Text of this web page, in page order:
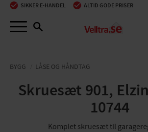
Menu
SIKKER E-HANDEL ALTID GODE PRISER
BYGG LÅSE OG HÅNDTAG
Skruesæt 901,
10744
Komplet skruesæt til